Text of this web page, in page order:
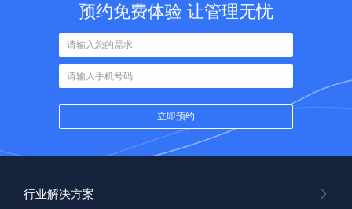
预约免费体验 让管理无忧
行业解决方案